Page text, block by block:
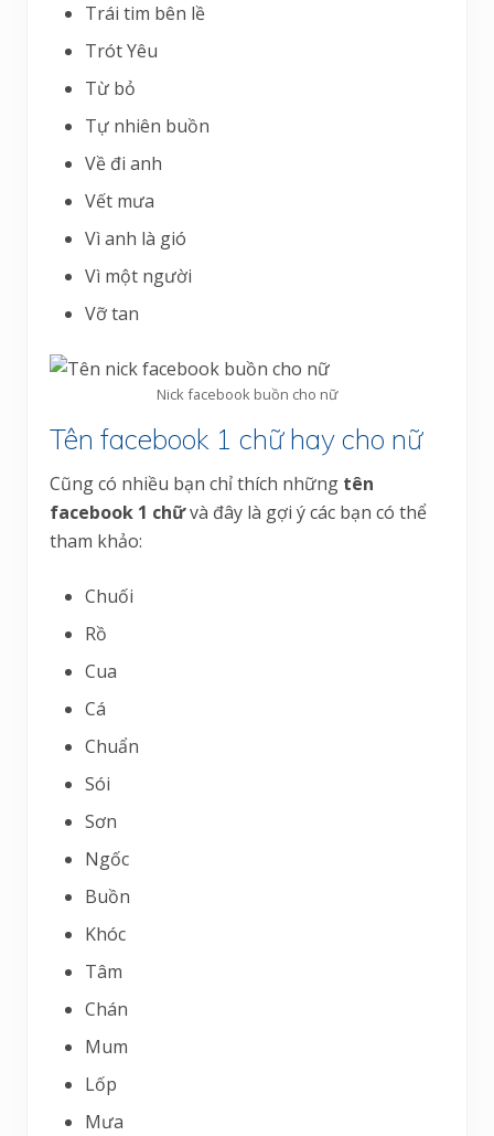
Trái tim bên lề
Trót Yêu
Từ bỏ
Tự nhiên buồn
Về đi anh
Vết mưa
Vì anh là gió
Vì một người
Vỡ tan
Nick facebook buồn cho nữ
Tên facebook 1 chữ hay cho nữ
Cũng có nhiều bạn chỉ thích những tên
facebook 1 chữvà đây là gợi ý các bạn có thể
tham khảo:
Chuối
Rồ
Cua
Cá
Chuẩn
Sói
Sơn
Ngốc
Buồn
Khóc
Tâm
Chán
Mum
Lốp
Mưa